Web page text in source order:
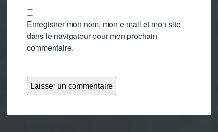
Enregistrer mon nom, mon e-mail et mon site
dans le navigateur pour mon prochain
commentaire.